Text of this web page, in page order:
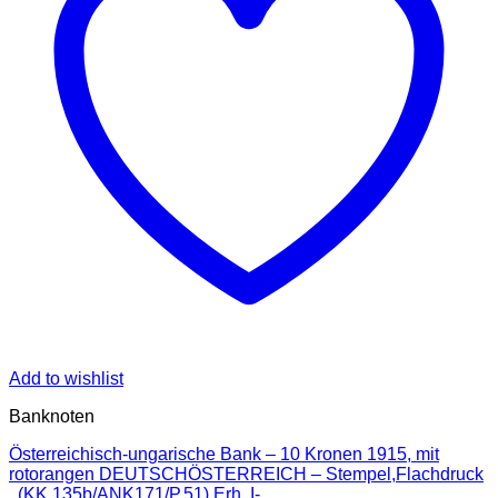
Add to wishlist
Banknoten
Österreichisch-ungarische Bank – 10 Kronen 1915, mit
rotorangen DEUTSCHÖSTERREICH – Stempel,Flachdruck